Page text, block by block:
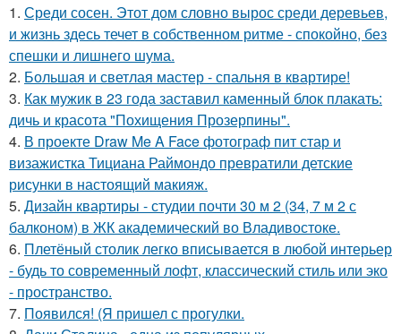
1. Среди сосен. Этот дом словно вырос среди деревьев,
и жизнь здесь течет в собственном ритме - спокойно, без
спешки и лишнего шума.
2. Большая и светлая мастер - спальня в квартире!
3. Как мужик в 23 года заставил каменный блок плакать:
дичь и красота "Похищения Прозерпины".
4. В проекте Draw Me A Face фотограф пит стар и
визажистка Тициана Раймондо превратили детские
рисунки в настоящий макияж.
5. Дизайн квартиры - студии почти 30 м 2 (34, 7 м 2 с
балконом) в ЖК академический во Владивостоке.
6. Плетёный столик легко вписывается в любой интерьер
- будь то современный лофт, классический стиль или эко
- пространство.
7. Появился! (Я пришел с прогулки.